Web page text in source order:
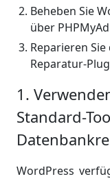
Beheben Sie
über
Reparieren
Reparatur-
1.
Standard-
WordPress